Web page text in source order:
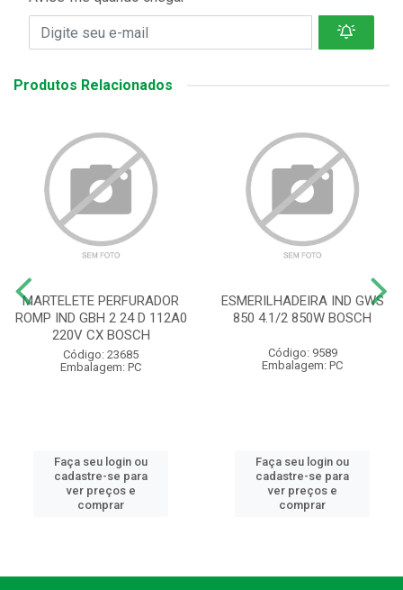
Produtos Relacionados
MARTELETE PERFURADOR
ROMP IND GBH 2 24 D 112A0
220V CX BOSCH
Código: 23685
Embalagem: PC
Faça seu login ou
cadastre-se para
ver preços e
comprar
ESMERILHADEIRA IND GWS
850 4.1/2 850W BOSCH
Código: 9589
Embalagem: PC
Faça seu login ou
cadastre-se para
ver preços e
comprar